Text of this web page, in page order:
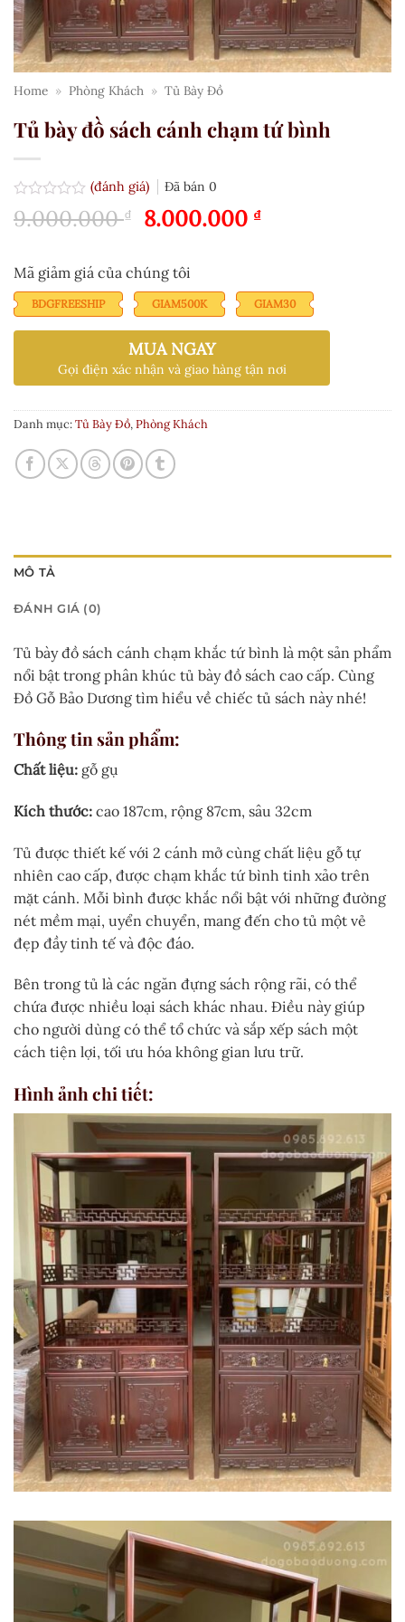
Home » Phòng Khách » Tủ Bày Đồ
Tủ bày đồ sách cánh chạm tứ bình
Được
xếp
5
sao
(đánh giá) Đã bán 0
9.000.000₫ Giá
là:
9.000.000 ₫.
8.000.000 ₫Giá
8.000.000 ₫.
Mã giảm giá của chúng tôi
BDGFREESHIP GIAM500K GIAM30
MUA NGAY
Gọi điện xác nhận và giao hàng tận nơi
Danh mục:Tủ Bày Đồ,Phòng Khách
MÔ TẢ
ĐÁNH GIÁ (0)
Tủ bày đồ sách cánh chạm khắc tứ bình là một sản phẩm
nổi bật trong phân khúc tủ bày đồ sách cao cấp. Cùng
Đồ Gỗ Bảo Dương tìm hiểu về chiếc tủ sách này nhé!
Thông tin sản phẩm:
Chất liệu: gỗ gụ
Kích thước: cao 187cm, rộng 87cm, sâu 32cm
Tủ được thiết kế với 2 cánh mở cùng chất liệu gỗ tự
nhiên cao cấp, được chạm khắc tứ bình tinh xảo trên
mặt cánh. Mỗi bình được khắc nổi bật với những đường
nét mềm mại, uyển chuyển, mang đến cho tủ một vẻ
đẹp đầy tinh tế và độc đáo.
Bên trong tủ là các ngăn đựng sách rộng rãi, có thể
chứa được nhiều loại sách khác nhau. Điều này giúp
cho người dùng có thể tổ chức và sắp xếp sách một
cách tiện lợi, tối ưu hóa không gian lưu trữ.
Hình ảnh chi tiết: